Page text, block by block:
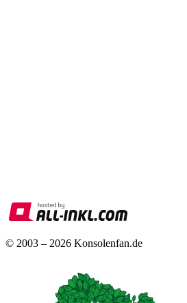
© 2003 – 2026 Konsolenfan.de